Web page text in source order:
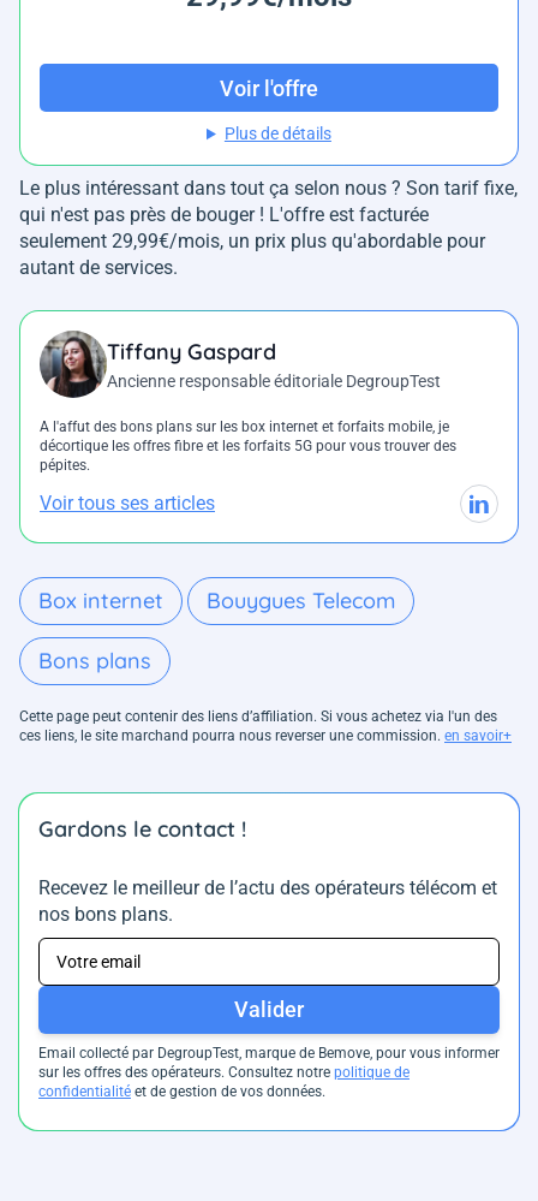
Voir l'offre
Plus de détails
Le plus intéressant dans tout ça selon nous ? Son tarif fixe,
qui n'est pas près de bouger ! L'offre est facturée
seulement 29,99€/mois, un prix plus qu'abordable pour
autant de services.
Tiffany Gaspard
Ancienne responsable éditoriale DegroupTest
A l'affut des bons plans sur les box internet et forfaits mobile, je
décortique les offres fibre et les forfaits 5G pour vous trouver des
pépites.
Voir tous ses articles
Box internet Bouygues Telecom
Bons plans
Cette page peut contenir des liens d’affiliation. Si vous achetez via l'un des
ces liens, le site marchand pourra nous reverser une commission. en savoir+
Gardons le contact !
Recevez le meilleur de l’actu des opérateurs télécom et
nos bons plans.
Valider
Email collecté par DegroupTest, marque de Bemove, pour vous informer
sur les offres des opérateurs. Consultez notre politique de
confidentialité et de gestion de vos données.